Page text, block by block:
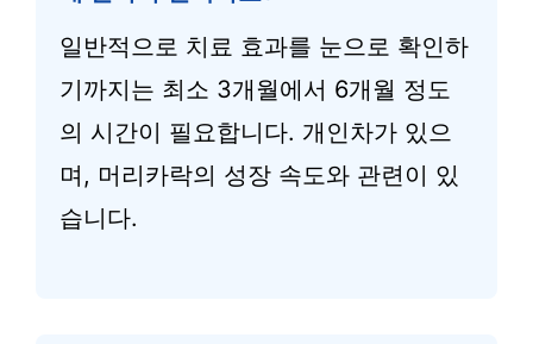
일반적으로 치료 효과를 눈으로 확인하
기까지는 최소 3개월에서 6개월 정도
의 시간이 필요합니다. 개인차가 있으
며, 머리카락의 성장 속도와 관련이 있
습니다.